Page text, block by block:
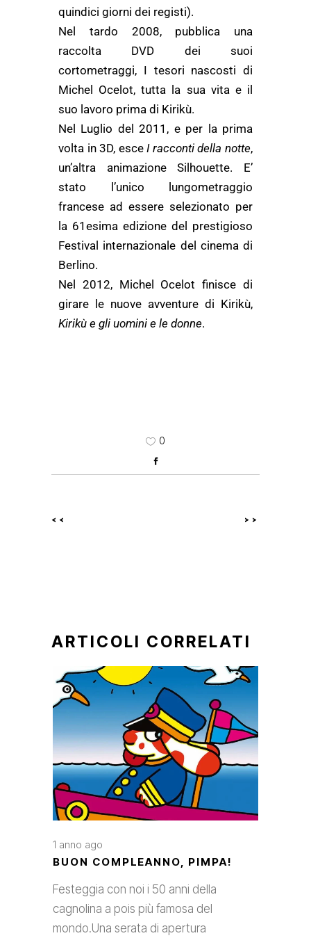
quindici giorni dei registi).
Nel tardo 2008, pubblica una
raccolta DVD dei suoi
cortometraggi, I tesori nascosti di
Michel Ocelot, tutta la sua vita e il
suo lavoro prima di Kirikù.
Nel Luglio del 2011, e per la prima
volta in 3D, esceI racconti della notte,
un’altra animazione Silhouette. E’
stato l’unico lungometraggio
francese ad essere selezionato per
la 61esima edizione del prestigioso
Festival internazionale del cinema di
Berlino.
Nel 2012, Michel Ocelot finisce di
girare le nuove avventure di Kirikù,
Kirikù e gli uomini e le donne.
0
<< >>
ARTICOLI CORRELATI
1 anno ago
BUON COMPLEANNO, PIMPA!
Festeggia con noi i 50 anni della
cagnolina a pois più famosa del
mondo.Una serata di apertura